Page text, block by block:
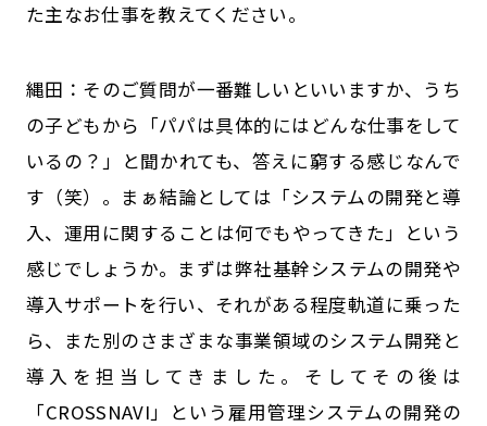
た主なお仕事を教えてください。
縄田：そのご質問が一番難しいといいますか、うち
の子どもから「パパは具体的にはどんな仕事をして
いるの？」と聞かれても、答えに窮する感じなんで
す（笑）。まぁ結論としては「システムの開発と導
入、運用に関することは何でもやってきた」という
感じでしょうか。まずは弊社基幹システムの開発や
導入サポートを行い、それがある程度軌道に乗った
ら、また別のさまざまな事業領域のシステム開発と
導入を担当してきました。そしてその後は
「CROSSNAVI」という雇用管理システムの開発の